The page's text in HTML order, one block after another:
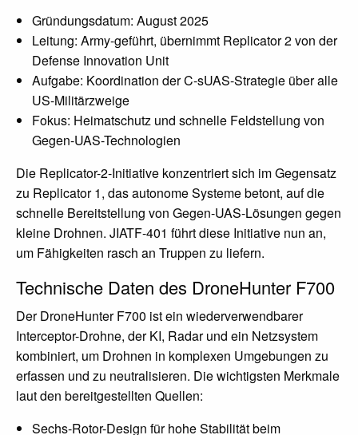
Gründungsdatum: August 2025
Leitung: Army-geführt, übernimmt Replicator 2 von der
Defense Innovation Unit
Aufgabe: Koordination der C-sUAS-Strategie über alle
US-Militärzweige
Fokus: Heimatschutz und schnelle Feldstellung von
Gegen-UAS-Technologien
Die Replicator-2-Initiative konzentriert sich im Gegensatz
zu Replicator 1, das autonome Systeme betont, auf die
schnelle Bereitstellung von Gegen-UAS-Lösungen gegen
kleine Drohnen. JIATF-401 führt diese Initiative nun an,
um Fähigkeiten rasch an Truppen zu liefern.
Technische Daten des DroneHunter F700
Der DroneHunter F700 ist ein wiederverwendbarer
Interceptor-Drohne, der KI, Radar und ein Netzsystem
kombiniert, um Drohnen in komplexen Umgebungen zu
erfassen und zu neutralisieren. Die wichtigsten Merkmale
laut den bereitgestellten Quellen:
Sechs-Rotor-Design für hohe Stabilität beim